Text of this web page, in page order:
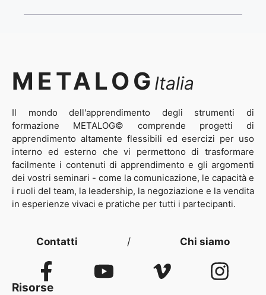
METALOG Italia
Il mondo dell'apprendimento degli strumenti di
formazione METALOG© comprende progetti di
apprendimento altamente flessibili ed esercizi per uso
interno ed esterno che vi permettono di trasformare
facilmente i contenuti di apprendimento e gli argomenti
dei vostri seminari - come la comunicazione, le capacità e
i ruoli del team, la leadership, la negoziazione e la vendita
in esperienze vivaci e pratiche per tutti i partecipanti.
Contatti / Chi siamo
Risorse